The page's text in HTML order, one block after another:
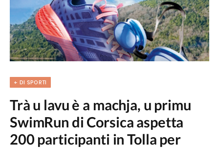
+ DI SPORTI
Trà u lavu è a machja, u primu
SwimRun di Corsica aspetta
200 participanti in Tolla per